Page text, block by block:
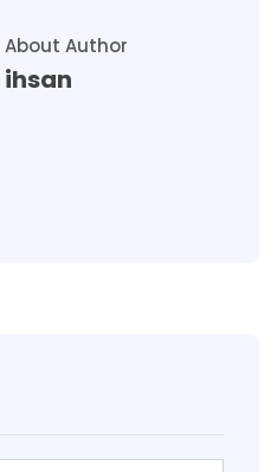
About Author
ihsan